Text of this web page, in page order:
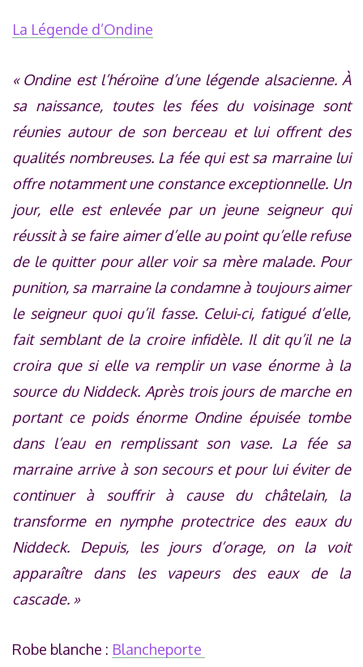
La Légende d’Ondine
« Ondine est l’héroïne d’une légende alsacienne. À
sa naissance, toutes les fées du voisinage sont
réunies autour de son berceau et lui offrent des
qualités nombreuses. La fée qui est sa marraine lui
offre notamment une constance exceptionnelle. Un
jour, elle est enlevée par un jeune seigneur qui
réussit à se faire aimer d’elle au point qu’elle refuse
de le quitter pour aller voir sa mère malade. Pour
punition, sa marraine la condamne à toujours aimer
le seigneur quoi qu’il fasse. Celui-ci, fatigué d’elle,
fait semblant de la croire infidèle. Il dit qu’il ne la
croira que si elle va remplir un vase énorme à la
source du Niddeck. Après trois jours de marche en
portant ce poids énorme Ondine épuisée tombe
dans l’eau en remplissant son vase. La fée sa
marraine arrive à son secours et pour lui éviter de
continuer à souffrir à cause du châtelain, la
transforme en nymphe protectrice des eaux du
Niddeck. Depuis, les jours d’orage, on la voit
apparaître dans les vapeurs des eaux de la
cascade. »
Robe blanche : Blancheporte